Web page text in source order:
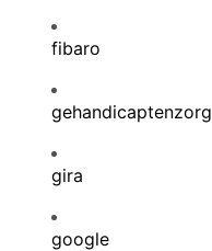
fibaro
gehandicaptenzorg
gira
google